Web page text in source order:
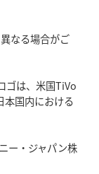
なる場合がご
ゴは、米国TiVo
本国内における
ー・ジャパン株